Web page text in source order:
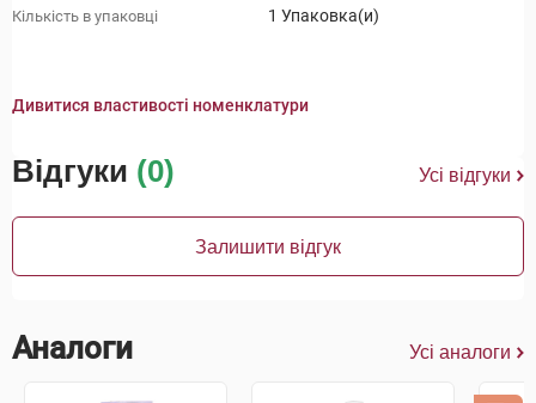
Кількість в упаковці 1 Упаковка(и)
Дивитися властивості номенклатури
Відгуки (0) Усі відгуки
Залишити відгук
Аналоги Усі аналоги